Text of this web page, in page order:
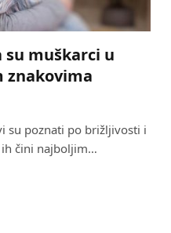
muškarci u
znakovima
su poznati po brižljivosti i
čini najboljim…